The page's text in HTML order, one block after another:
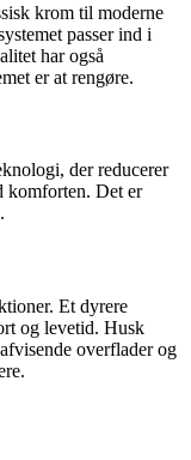
krom til moderne
passer ind i
har også
er at rengøre.
der reducerer
komforten. Det er
Et dyrere
og levetid. Husk
overflader og